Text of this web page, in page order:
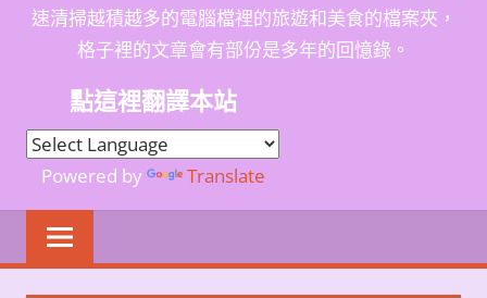
速清掃越積越多的電腦檔裡的旅遊和美食的檔案夾，
格子裡的文章會有部份是多年的回憶錄。
點這裡翻譯本站
Powered by Translate